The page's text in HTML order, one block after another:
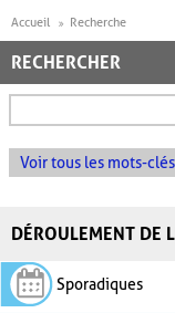
Accueil Recherche
RECHERCHER
Voir tous les mots-clés
DÉROULEMENT DE
Sporadiques